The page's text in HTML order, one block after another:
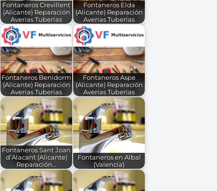
Fontaneros Crevillent
(Alicante) Reparación
Averias Tuberias
Fontaneros Elda
(Alicante) Reparación
Averias Tuberias
Fontaneros Benidorm
(Alicante) Reparación
Averias Tuberias
Fontaneros Aspe
(Alicante) Reparación
Averias Tuberias
Fontaneros Sant Joan
d’Alacant (Alicante)
Reparación…
Fontaneros en Albal
(Valencia)